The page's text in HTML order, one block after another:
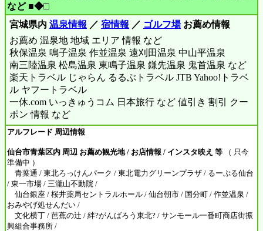
など ■◆□
宮城県内 温泉情報 ／ 宿情報 ／ ゴルフ場お薦め情報
お薦め 温泉地 地域 エリア 情報 など
秋保温泉 鳴子温泉 作並温泉 遠刈田温泉 中山平温泉
南三陸温泉 松島温泉 東鳴子温泉 鎌先温泉 鬼首温泉 など
楽天トラベル じゃらん るるぶトラベル JTB Yahoo!トラベ
ル ヤフートラベル
一休.com いっきゅうコム 日本旅行 など 値引き 割引 クー
ポン 情報 など
アルフレード 周辺情報
仙台市青葉区内 周辺 お薦め観光地 / お店情報 / インスタ映え 等 （ 只今
準備中 ）
青葉通 / 東北ろっけんパーク / 東北電力グリーンプラザ / るーぷる仙台
/ 東一市場 / 三瀧山不動院 /
仙台銀座 / 桜井薬局セントラルホール / 仙台朝市 / 国分町 / 作並温泉 /
おみやげ処せんだい /
文化横丁 / 芭蕉の辻 / 絆?がんばろう東北? / サンモール一番町商店街振
興組合事務所 /